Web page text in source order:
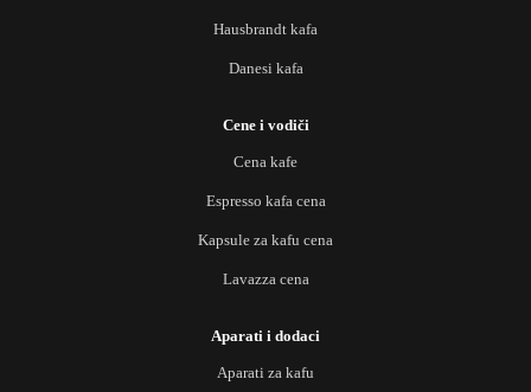
Hausbrandt kafa
Danesi kafa
Cene i vodiči
Cena kafe
Espresso kafa cena
Kapsule za kafu cena
Lavazza cena
Aparati i dodaci
Aparati za kafu